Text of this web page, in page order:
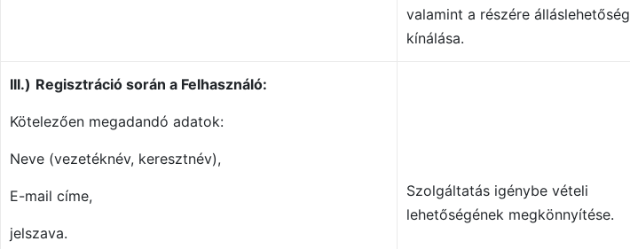
valamint a részére álláslehetőség
kínálása.
III.) Regisztráció során a Felhasználó:
Kötelezően megadandó adatok:
Neve (vezetéknév, keresztnév),
E-mail címe,
jelszava.
Szolgáltatás igénybe vételi
lehetőségének megkönnyítése.